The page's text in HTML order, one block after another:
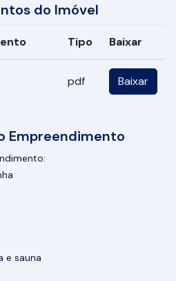
do Imóvel
Tipo Baixar
pdf Baixar
Empreendimento
e sauna